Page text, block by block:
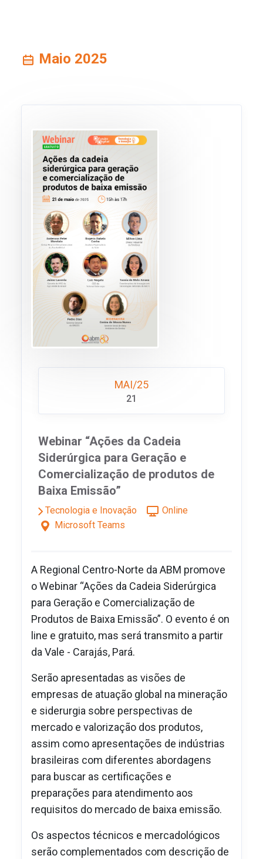
Maio 2025
MAI/25
21
Webinar “Ações da Cadeia
Siderúrgica para Geração e
Comercialização de produtos de
Baixa Emissão”
Tecnologia e Inovação
Online
Microsoft Teams
A Regional Centro-Norte da ABM promove
o Webinar “Ações da Cadeia Siderúrgica
para Geração e Comercialização de
Produtos de Baixa Emissão”. O evento é on
line e gratuito, mas será transmito a partir
da Vale - Carajás, Pará.
Serão apresentadas as visões de
empresas de atuação global na mineração
e siderurgia sobre perspectivas de
mercado e valorização dos produtos,
assim como apresentações de indústrias
brasileiras com diferentes abordagens
para buscar as certificações e
preparações para atendimento aos
requisitos do mercado de baixa emissão.
Os aspectos técnicos e mercadológicos
serão complementados com descrição de